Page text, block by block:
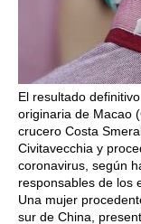
El resultado
originaria de Macao
crucero Costa
Civitavecchia y
coronavirus, según
responsables de los
Una mujer
sur de China,